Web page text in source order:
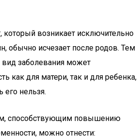
который возникает исключительно
обычно исчезает после родов. Тем
заболевания может
как для матери, так и для ребенка,
его нельзя.
способствующим повышению
можно отнести: